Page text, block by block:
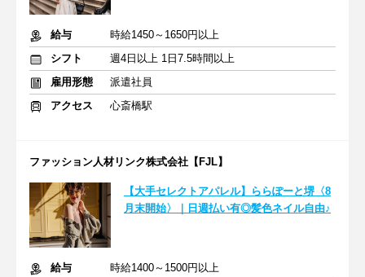
給与
時給1450～1650円以上
シフト
週4日以上 1日7.5時間以上
雇用形態
派遣社員
アクセス
心斎橋駅
ファッション人材リンク株式会社【FJL】
【大手セレクトアパレル】ららぽーと堺〈8
月末開始〉｜日週払い有◎髪色ネイル自由♪
給与
時給1400～1500円以上